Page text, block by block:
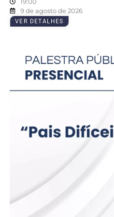
9 de agosto de 2026
VER DETALHES